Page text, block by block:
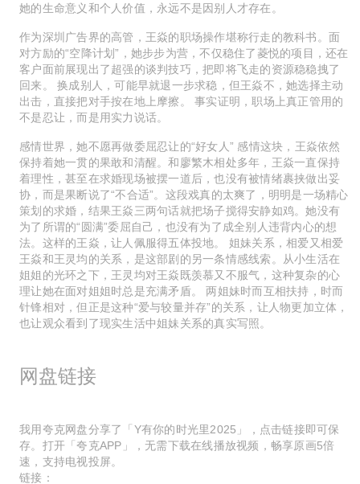
她的生命意义和个人价值，永远不是因别人才存在。
作为深圳广告界的高管，王焱的职场操作堪称行走的教科书。面
对方励的“空降计划”，她步步为营，不仅稳住了菱悦的项目，还在
客户面前展现出了超强的谈判技巧，把即将飞走的资源稳稳拽了
回来。 换成别人，可能早就退一步求稳，但王焱不，她选择主动
出击，直接把对手按在地上摩擦。 事实证明，职场上真正管用的
不是忍让，而是用实力说话。
感情世界，她不愿再做委屈忍让的“好女人” 感情这块，王焱依然
保持着她一贯的果敢和清醒。和廖繁木相处多年，王焱一直保持
着理性，甚至在求婚现场被摆一道后，也没有被情绪裹挟做出妥
协，而是果断说了“不合适”。这段戏真的太爽了，明明是一场精心
策划的求婚，结果王焱三两句话就把场子搅得安静如鸡。她没有
为了所谓的“圆满”委屈自己，也没有为了成全别人违背内心的想
法。这样的王焱，让人佩服得五体投地。 姐妹关系，相爱又相爱
王焱和王灵均的关系，是这部剧的另一条情感线索。从小生活在
姐姐的光环之下，王灵均对王焱既羡慕又不服气，这种复杂的心
理让她在面对姐姐时总是充满矛盾。 两姐妹时而互相扶持，时而
针锋相对，但正是这种“爱与较量并存”的关系，让人物更加立体，
也让观众看到了现实生活中姐妹关系的真实写照。
网盘链接
我用夸克网盘分享了「Y有你的时光里2025」，点击链接即可保
存。打开「夸克APP」，无需下载在线播放视频，畅享原画5倍
速，支持电视投屏。
链接：